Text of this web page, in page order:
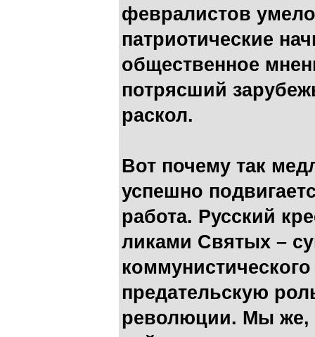
февралистов
патриотические
общественное
потрясший
раскол.
Вот почему так
успешно
работа. Русский
ликами Святых –
предательскую
революции. Мы же,